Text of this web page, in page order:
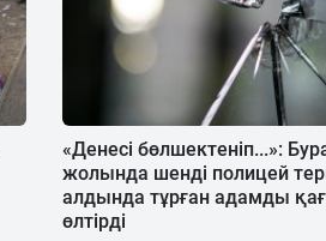
«Денесі бөлшектеніп...»:
жолында шенді полицей
алдында тұрған адамды
өлтірді